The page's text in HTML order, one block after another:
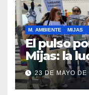
M. AMBIENTE MIJAS
El pulso
Mijas: la
desafía el
23 DE MAYO